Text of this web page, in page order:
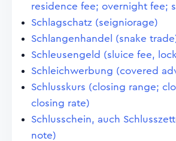
residence fee; overnight fee;
Schlagschatz (seigniorage)
Schlangenhandel (snake
Schleusengeld (sluice fee,
Schleichwerbung (covered
Schlusskurs (closing range;
closing rate)
Schlusschein, auch
note)